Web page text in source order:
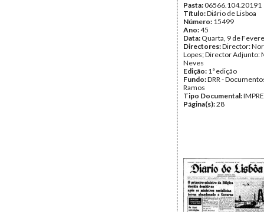
Pasta:06566.104.20191
Título:Diário de Lisboa
Número: 15499
Ano:45
Data: Quarta, 9 de
Directores:Director:
Lopes; Director Adjunto:
Neves
Edição: 1ª edição
Fundo:DRR -
Ramos
Tipo Documental:
Página(s):28